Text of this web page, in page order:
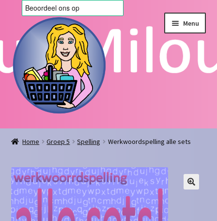
door
naar
navigatie
de
inhoud
Menu
Home
Algemene voorwaarden
Blog
Home Groep 5 Spelling Werkwoordspelling alle sets